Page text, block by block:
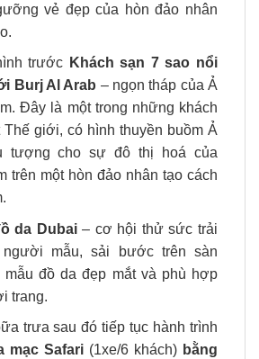
vẻ đẹp của hòn đảo nhân
trước Khách sạn 7 sao nổi
Burj Al Arab – ngọn tháp của Ả
Đây là một trong những khách
Thế giới, có hình thuyền buồm Ả
tượng cho sự đô thị hoá của
trên một hòn đảo nhân tạo cách
da Dubai– cơ hội thử sức trải
người mẫu, sải bước trên sàn
mẫu đồ da đẹp mắt và phù hợp
trang.
trưa sau đó tiếp tục hành trình
mạc Safari (1xe/6 khách) bằng